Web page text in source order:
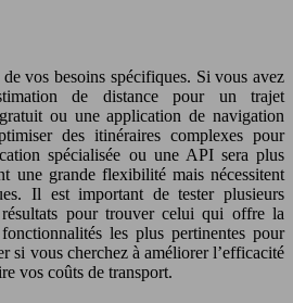
vos besoins spécifiques. Si vous avez
de distance pour un trajet
ou une application de navigation
des itinéraires complexes pour
spécialisée ou une API sera plus
une grande flexibilité mais nécessitent
Il est important de tester plusieurs
pour trouver celui qui offre la
les plus pertinentes pour
si vous cherchez à améliorer l’efficacité
vos coûts de transport.